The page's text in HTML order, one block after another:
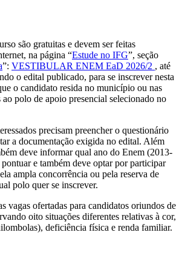
são gratuitas e devem ser feitas
na página “Estude no IFG”, seção
”: VESTIBULAR ENEM EaD 2026/2 , até
o edital publicado, para se inscrever nesta
o candidato resida no município ou nas
polo de apoio presencial selecionado no
precisam preencher o questionário
a documentação exigida no edital. Além
deve informar qual ano do Enem (2013-
e também deve optar por participar
ampla concorrência ou pela reserva de
polo quer se inscrever.
vagas ofertadas para candidatos oriundos de
oito situações diferentes relativas à cor,
deficiência física e renda familiar.